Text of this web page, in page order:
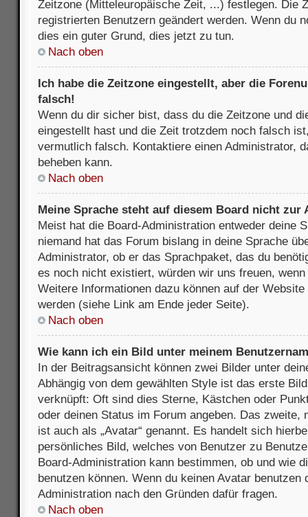
Zeitzone (Mitteleuropäische Zeit, ...) festlegen. Die
registrierten Benutzern geändert werden. Wenn du
dies ein guter Grund, dies jetzt zu tun.
Nach oben
Ich habe die Zeitzone eingestellt, aber die
falsch!
Wenn du dir sicher bist, dass du die Zeitzone und
eingestellt hast und die Zeit trotzdem noch falsch
vermutlich falsch. Kontaktiere einen Administrator,
beheben kann.
Nach oben
Meine Sprache steht auf diesem Board nicht zur
Meist hat die Board-Administration entweder deine
niemand hat das Forum bislang in deine Sprache
Administrator, ob er das Sprachpaket, das du
es noch nicht existiert, würden wir uns freuen,
Weitere Informationen dazu können auf der
werden (siehe Link am Ende jeder Seite).
Nach oben
Wie kann ich ein Bild unter meinem
In der Beitragsansicht können zwei Bilder unter
Abhängig von dem gewählten Style ist das erste
verknüpft: Oft sind dies Sterne, Kästchen oder
oder deinen Status im Forum angeben. Das zweite,
ist auch als „Avatar“ genannt. Es handelt sich
persönliches Bild, welches von Benutzer zu
Board-Administration kann bestimmen, ob und wie
benutzen können. Wenn du keinen Avatar
Administration nach den Gründen dafür fragen.
Nach oben